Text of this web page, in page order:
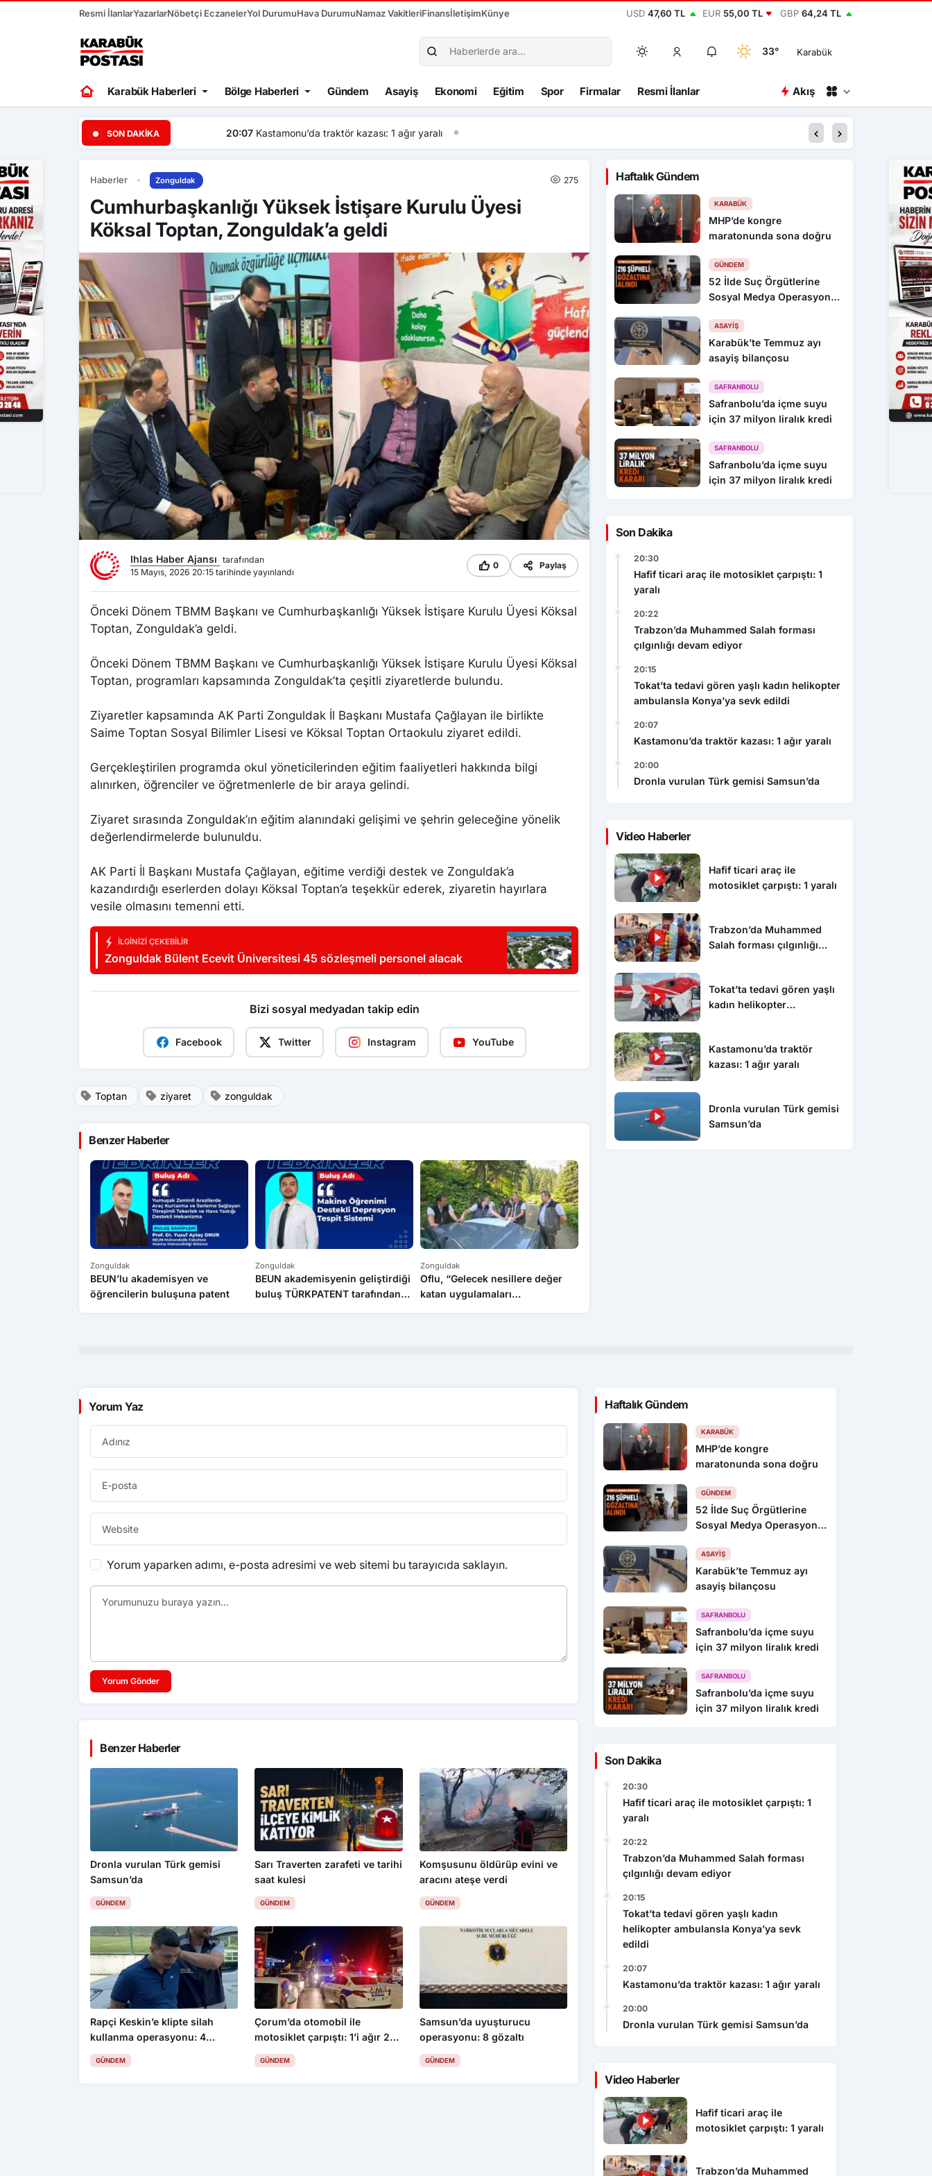
Resmi İlanlarYazarlarNöbetçi EczanelerYol DurumuHava DurumuNamaz VakitleriFinansİletişimKünye USD 47,60 TL EUR 55,00 TL GBP 64,24 TL
33° Karabük
Karabük Haberleri Bölge Haberleri Gündem Asayiş Ekonomi Eğitim Spor Firmalar Resmi İlanlar Akış
SON DAKIKA Kastamonu’da traktör kazası: 1 ağır yaralı 20:00 Dronla vurulan Türk
Haberler Zonguldak 275
Cumhurbaşkanlığı Yüksek İstişare Kurulu Üyesi
Köksal Toptan, Zonguldak’a geldi
Ihlas Haber Ajansı tarafından
15 Mayıs, 2026 20:15 tarihinde yayınlandı
0 Paylaş
Önceki Dönem TBMM Başkanı ve Cumhurbaşkanlığı Yüksek İstişare Kurulu Üyesi Köksal
Toptan, Zonguldak’a geldi.
Önceki Dönem TBMM Başkanı ve Cumhurbaşkanlığı Yüksek İstişare Kurulu Üyesi Köksal
Toptan, programları kapsamında Zonguldak’ta çeşitli ziyaretlerde bulundu.
Ziyaretler kapsamında AK Parti Zonguldak İl Başkanı Mustafa Çağlayan ile birlikte
Saime Toptan Sosyal Bilimler Lisesi ve Köksal Toptan Ortaokulu ziyaret edildi.
Gerçekleştirilen programda okul yöneticilerinden eğitim faaliyetleri hakkında bilgi
alınırken, öğrenciler ve öğretmenlerle de bir araya gelindi.
Ziyaret sırasında Zonguldak’ın eğitim alanındaki gelişimi ve şehrin geleceğine yönelik
değerlendirmelerde bulunuldu.
AK Parti İl Başkanı Mustafa Çağlayan, eğitime verdiği destek ve Zonguldak’a
kazandırdığı eserlerden dolayı Köksal Toptan’a teşekkür ederek, ziyaretin hayırlara
vesile olmasını temenni etti.
İLGINIZI ÇEKEBILIR
Zonguldak Bülent Ecevit Üniversitesi 45 sözleşmeli personel alacak
Bizi sosyal medyadan takip edin
Facebook Twitter Instagram YouTube
Toptan ziyaret zonguldak
Benzer Haberler
Zonguldak
BEUN’lu akademisyen ve
öğrencilerin buluşuna patent
Zonguldak
BEUN akademisyenin geliştirdiği
buluş TÜRKPATENT tarafından
Zonguldak
Oflu, “Gelecek nesillere değer
katan uygulamaları
Haftalık Gündem
KARABÜK
MHP’de kongre
maratonunda sona doğru
GÜNDEM
52 İlde Suç Örgütlerine
Sosyal Medya Operasyonu:
ASAYIŞ
Karabük’te Temmuz ayı
asayiş bilançosu
SAFRANBOLU
Safranbolu’da içme suyu
için 37 milyon liralık kredi
SAFRANBOLU
Safranbolu’da içme suyu
için 37 milyon liralık kredi
Son Dakika
20:30
Hafif ticari araç ile motosiklet çarpıştı: 1
yaralı
20:22
Trabzon’da Muhammed Salah forması
çılgınlığı devam ediyor
20:15
Tokat’ta tedavi gören yaşlı kadın helikopter
ambulansla Konya’ya sevk edildi
20:07
Kastamonu’da traktör kazası: 1 ağır yaralı
20:00
Dronla vurulan Türk gemisi Samsun’da
Video Haberler
Hafif ticari araç ile
motosiklet çarpıştı: 1 yaralı
Trabzon’da Muhammed
Salah forması çılgınlığı
Tokat’ta tedavi gören yaşlı
kadın helikopter
Kastamonu’da traktör
kazası: 1 ağır yaralı
Dronla vurulan Türk gemisi
Samsun’da
Yorum Yaz
Yorum yaparken adımı, e-posta adresimi ve web sitemi bu tarayıcıda saklayın.
Yorum Gönder
Benzer Haberler
Dronla vurulan Türk gemisi
Samsun’da
GÜNDEM
Sarı Traverten zarafeti ve tarihi
saat kulesi
GÜNDEM
Komşusunu öldürüp evini ve
aracını ateşe verdi
GÜNDEM
Rapçi Keskin’e klipte silah
kullanma operasyonu: 4
gözaltı
GÜNDEM
Çorum’da otomobil ile
motosiklet çarpıştı: 1’i ağır 2
yaralı
GÜNDEM
Samsun’da uyuşturucu
operasyonu: 8 gözaltı
GÜNDEM
Haftalık Gündem
KARABÜK
MHP’de kongre
maratonunda sona doğru
GÜNDEM
52 İlde Suç Örgütlerine
Sosyal Medya Operasyonu:
ASAYIŞ
Karabük’te Temmuz ayı
asayiş bilançosu
SAFRANBOLU
Safranbolu’da içme suyu
için 37 milyon liralık kredi
SAFRANBOLU
Safranbolu’da içme suyu
için 37 milyon liralık kredi
Son Dakika
20:30
Hafif ticari araç ile motosiklet çarpıştı: 1
yaralı
20:22
Trabzon’da Muhammed Salah forması
çılgınlığı devam ediyor
20:15
Tokat’ta tedavi gören yaşlı kadın
helikopter ambulansla Konya’ya sevk
edildi
20:07
Kastamonu’da traktör kazası: 1 ağır yaralı
20:00
Dronla vurulan Türk gemisi Samsun’da
Video Haberler
Hafif ticari araç ile
motosiklet çarpıştı: 1 yaralı
Trabzon’da Muhammed